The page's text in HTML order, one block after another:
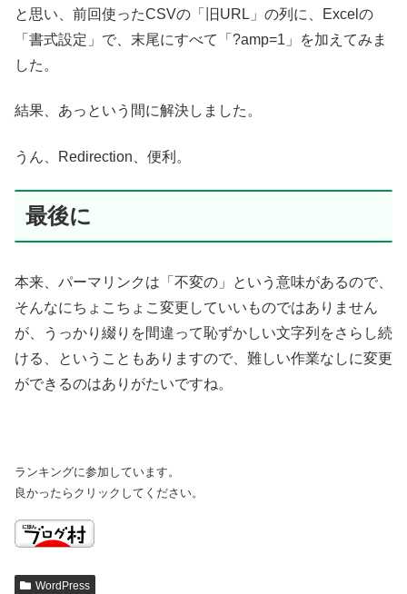
と思い、前回使ったCSVの「旧URL」の列に、Excelの
「書式設定」で、末尾にすべて「?amp=1」を加えてみま
した。
結果、あっという間に解決しました。
うん、Redirection、便利。
最後に
本来、パーマリンクは「不変の」という意味があるので、
そんなにちょこちょこ変更していいものではありません
が、うっかり綴りを間違って恥ずかしい文字列をさらし続
ける、ということもありますので、難しい作業なしに変更
ができるのはありがたいですね。
ランキングに参加しています。
良かったらクリックしてください。
WordPress